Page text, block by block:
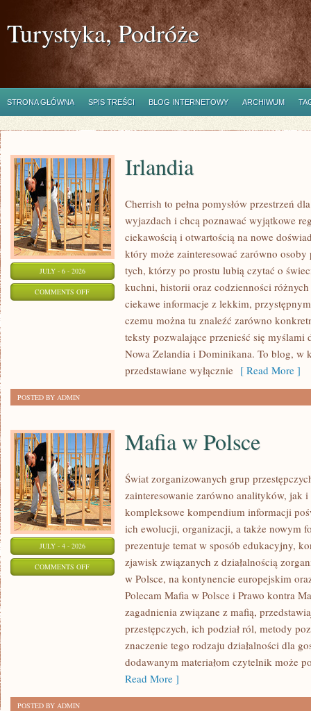
Turystyka, Podróże
STRONA GŁÓWNA SPIS TREŚCI BLOG INTERNETOWY ARCHIWUM
JULY - 6 - 2026
COMMENTS OFFON
Irlandia
Cherrish to pełna pomysłów przestrzeń
wyjazdach i chcą poznawać wyjątkowe
ciekawością i otwartością na nowe
który może zainteresować zarówno
tych, którzy po prostu lubią czytać o
kuchni, historii oraz codzienności
ciekawe informacje z lekkim,
czemu można tu znaleźć zarówno
teksty pozwalające przenieść się myślami
Nowa Zelandia i Dominikana. To blog, w
przedstawiane wyłącznie [ Read More ]
POSTED BY ADMIN
JULY - 4 - 2026
COMMENTS OFFON
Mafia w Polsce
Świat zorganizowanych grup
zainteresowanie zarówno analityków, jak
kompleksowe kompendium informacji
ich ewolucji, organizacji, a także nowym
prezentuje temat w sposób edukacyjny,
zjawisk związanych z działalnością
w Polsce, na kontynencie europejskim
Polecam Mafia w Polsce i Prawo kontra
zagadnienia związane z mafią,
przestępczych, ich podział ról, metody
znaczenie tego rodzaju działalności dla
dodawanym materiałom czytelnik może
Read More ]
POSTED BY ADMIN